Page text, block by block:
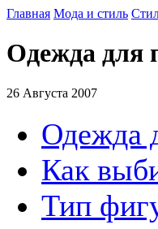
Главная Мода и стиль
Одежда для
26 Августа 2007
Одежда
Как
Тип